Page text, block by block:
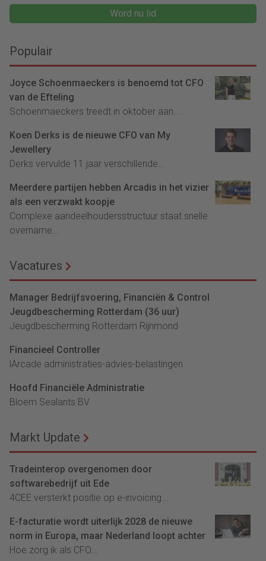
Word nu lid
Populair
Joyce Schoenmaeckers is benoemd tot CFO
van de Efteling
Schoenmaeckers treedt in oktober aan....
Koen Derks is de nieuwe CFO van My
Jewellery
Derks vervulde 11 jaar verschillende...
Meerdere partijen hebben Arcadis in het vizier
als een verzwakt koopje
Complexe aandeelhoudersstructuur staat snelle
overname...
Vacatures
Manager Bedrijfsvoering, Financiën & Control
Jeugdbescherming Rotterdam (36 uur)
Jeugdbescherming Rotterdam Rijnmond
Financieel Controller
lArcade administraties-advies-belastingen
Hoofd Financiële Administratie
Bloem Sealants BV
Markt Update
Tradeinterop overgenomen door
softwarebedrijf uit Ede
4CEE versterkt positie op e-invoicing...
E-facturatie wordt uiterlijk 2028 de nieuwe
norm in Europa, maar Nederland loopt achter
Hoe zorg ik als CFO...